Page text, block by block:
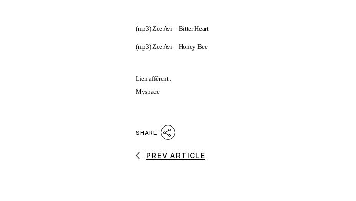
(mp3)Zee Avi – Bitter Heart
(mp3)Zee Avi – Honey Bee
Lien afférent :
Myspace
SHARE
PREV ARTICLE